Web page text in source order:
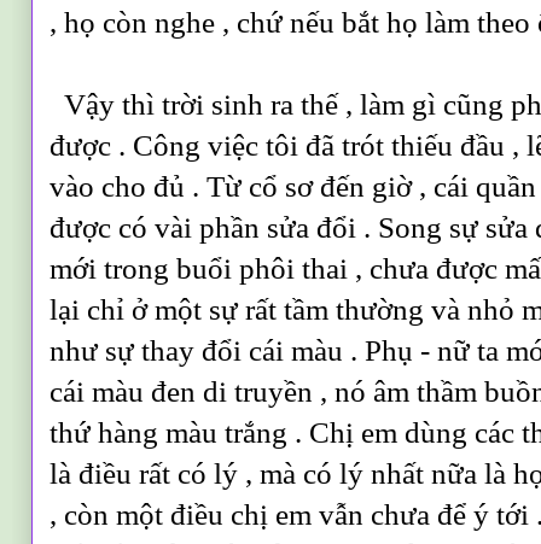
, họ còn nghe , chứ nếu bắt họ làm
Vậy thì trời sinh ra thế , làm gì cũng
được . Công việc tôi đã trót thiếu đầu ,
vào cho đủ .Từ cổ sơ đến giờ , cái
được có vài phần sửa đổi . Song sự
mới trong buổi phôi thai , chưa được
lại chỉ ở một sự rất tầm thường và nhỏ
như sự thay đổi cái màu . Phụ - nữ ta
cái màu đen di truyền , nó âm thầm
thứ hàng màu trắng . Chị em dùng các
là điều rất có lý , mà có lý nhất nữa là
, còn một điều chị em vẫn chưa để ý